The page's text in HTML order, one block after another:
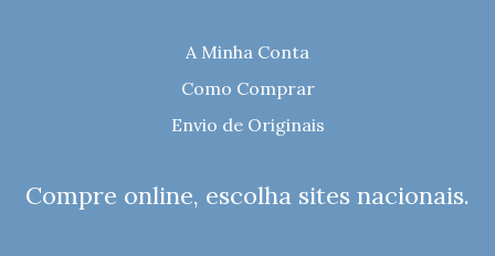
A Minha Conta
Como Comprar
Envio de Originais
Compre online, escolha sites nacionais.